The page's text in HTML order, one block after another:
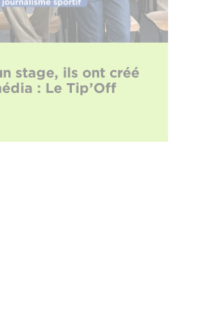
stage, ils ont créé
: Le Tip’Off